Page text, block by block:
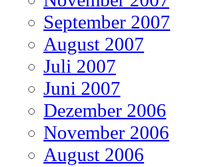
September 2007
August 2007
Juli 2007
Juni 2007
Dezember 2006
November 2006
August 2006